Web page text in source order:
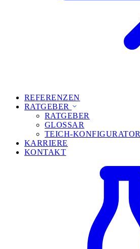
REFERENZEN
RATGEBER
RATGEBER
GLOSSAR
TEICH-KONFIGURATOR
KARRIERE
KONTAKT